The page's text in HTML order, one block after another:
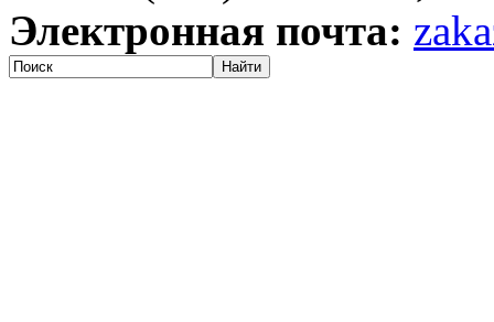
Электронная почта:
Найти